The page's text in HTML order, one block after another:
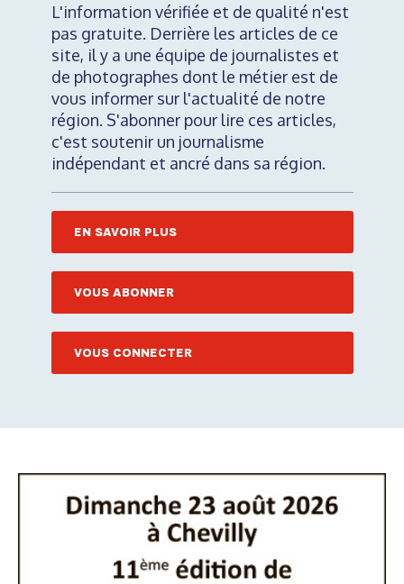
L'information vérifiée et de qualité n'est
pas gratuite. Derrière les articles de ce
site, il y a une équipe de journalistes et
de photographes dont le métier est de
vous informer sur l'actualité de notre
région. S'abonner pour lire ces articles,
c'est soutenir un journalisme
indépendant et ancré dans sa région.
EN SAVOIR PLUS
VOUS ABONNER
VOUS CONNECTER